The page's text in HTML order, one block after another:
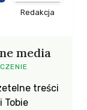
Redakcja
media
treści
Tobie